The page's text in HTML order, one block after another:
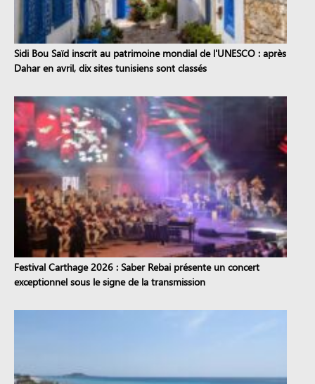
Sidi Bou Saïd inscrit au patrimoine mondial de l'UNESCO : après
Dahar en avril, dix sites tunisiens sont classés
Festival Carthage 2026 : Saber Rebai présente un concert
exceptionnel sous le signe de la transmission